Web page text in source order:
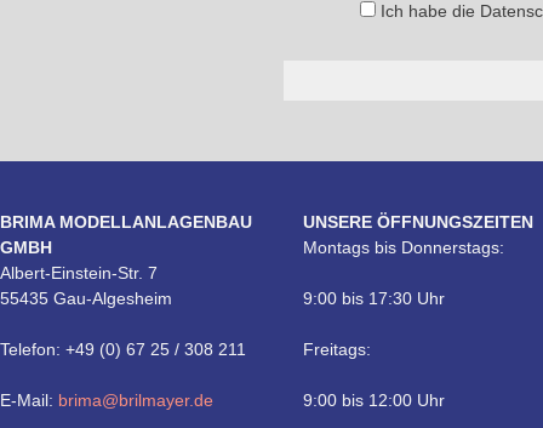
Ich habe die
BRIMA MODELLANLAGENBAU
GMBH
Albert-Einstein-Str. 7
55435 Gau-Algesheim
Telefon: +49 (0) 67 25 / 308 211
E-Mail: brima@brilmayer.de
UNSERE ÖFFNUNGSZEITEN
Montags bis Donnerstags:
9:00 bis 17:30 Uhr
Freitags:
9:00 bis 12:00 Uhr